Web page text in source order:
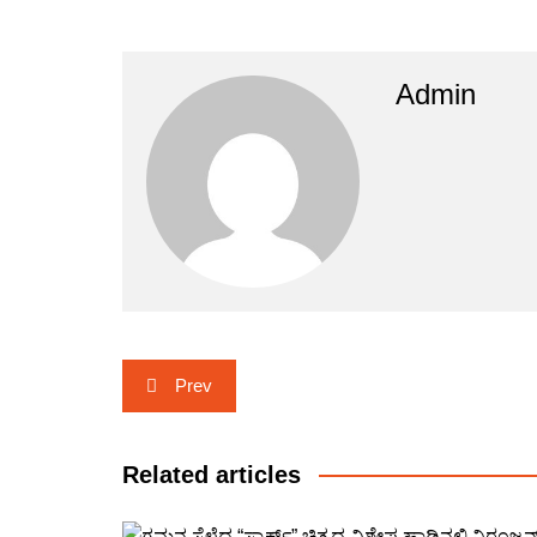
Admin
Post
navigation
Prev
Related articles